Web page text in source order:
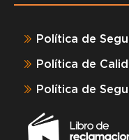
Política de
Política de
Política de